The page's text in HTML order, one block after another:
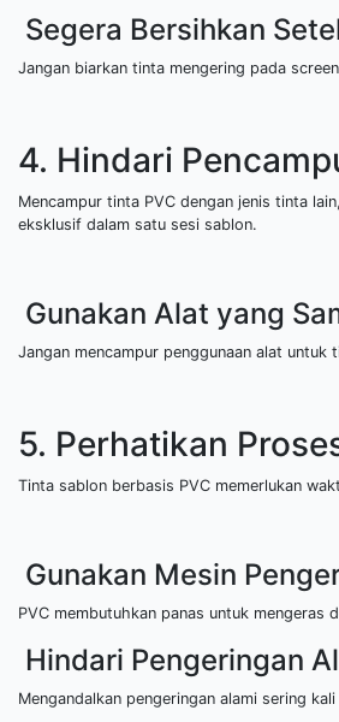
Segera Bersihkan
Jangan biarkan tinta mengering pada
4. Hindari
Mencampur tinta PVC dengan jenis tinta
eksklusif dalam satu sesi sablon.
Gunakan Alat yang
Jangan mencampur penggunaan alat
5. Perhatikan
Tinta sablon berbasis PVC memerlukan
Gunakan Mesin
PVC membutuhkan panas untuk mengeras
Hindari Pengeringan
Mengandalkan pengeringan alami sering